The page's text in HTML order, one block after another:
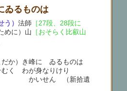
るものは
う）法師 ［27段、28段に
めに）山 ［おそらく比叡山
か）き峰に ゐるものは
く わが身なりけり
ん （新拾遺